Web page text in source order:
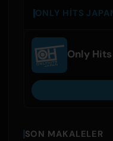
ONLY HITS
Only
SON MAKALELER